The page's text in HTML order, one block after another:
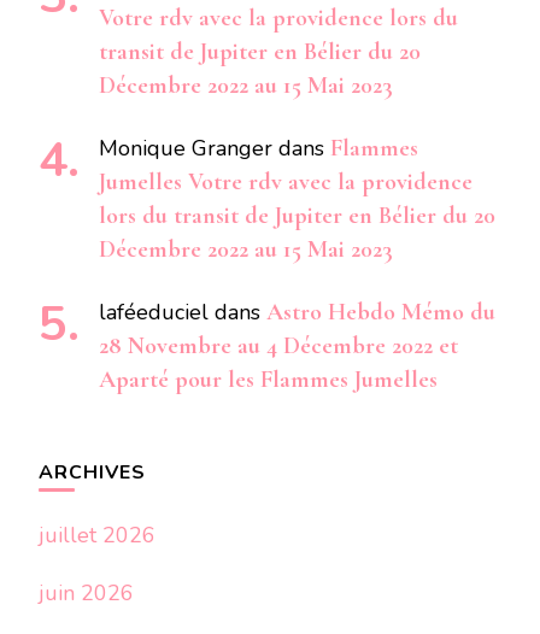
Votre rdv avec la providence lors du
transit de Jupiter en Bélier du 20
Décembre 2022 au 15 Mai 2023
Monique Granger dans Flammes
Jumelles Votre rdv avec la providence
lors du transit de Jupiter en Bélier du 20
Décembre 2022 au 15 Mai 2023
laféeduciel dans Astro Hebdo Mémo du
28 Novembre au 4 Décembre 2022 et
Aparté pour les Flammes Jumelles
ARCHIVES
juillet 2026
juin 2026